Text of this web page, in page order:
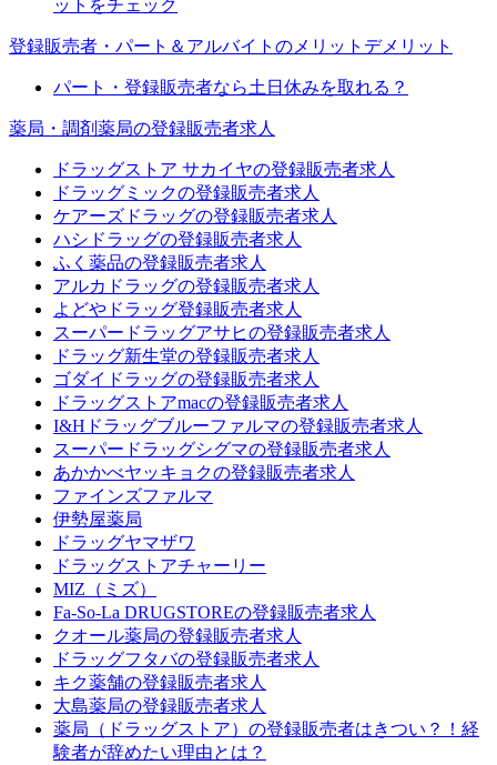
ットをチェック
登録販売者・パート＆アルバイトのメリットデメリット
パート・登録販売者なら土日休みを取れる？
薬局・調剤薬局の登録販売者求人
ドラッグストア サカイヤの登録販売者求人
ドラッグミックの登録販売者求人
ケアーズドラッグの登録販売者求人
ハシドラッグの登録販売者求人
ふく薬品の登録販売者求人
アルカドラッグの登録販売者求人
よどやドラッグ登録販売者求人
スーパードラッグアサヒの登録販売者求人
ドラッグ新生堂の登録販売者求人
ゴダイドラッグの登録販売者求人
ドラッグストアmacの登録販売者求人
I&Hドラッグブルーファルマの登録販売者求人
スーパードラッグシグマの登録販売者求人
あかかべヤッキョクの登録販売者求人
ファインズファルマ
伊勢屋薬局
ドラッグヤマザワ
ドラッグストアチャーリー
MIZ（ミズ）
Fa-So-La DRUGSTOREの登録販売者求人
クオール薬局の登録販売者求人
ドラッグフタバの登録販売者求人
キク薬舗の登録販売者求人
大島薬局の登録販売者求人
薬局（ドラッグストア）の登録販売者はきつい？！経
験者が辞めたい理由とは？